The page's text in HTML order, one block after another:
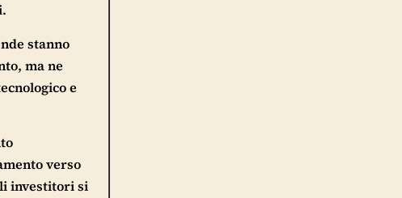
stanno
ma ne
e
verso
investitori si